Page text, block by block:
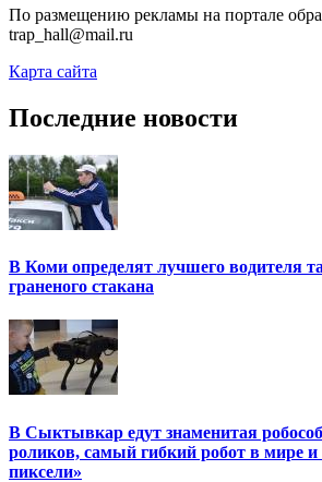
По размещению рекламы на портале
trap_hall@mail.ru
Карта сайта
Последние новости
В Коми определят лучшего водителя
граненого стакана
В Сыктывкар едут знаменитая
роликов, самый гибкий робот в мире
пиксели»